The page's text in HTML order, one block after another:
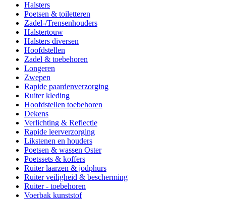
Halsters
Poetsen & toiletteren
Zadel-/Trensenhouders
Halstertouw
Halsters diversen
Hoofdstellen
Zadel & toebehoren
Longeren
Zwepen
Rapide paardenverzorging
Ruiter kleding
Hoofdstellen toebehoren
Dekens
Verlichting & Reflectie
Rapide leerverzorging
Likstenen en houders
Poetsen & wassen Oster
Poetssets & koffers
Ruiter laarzen & jodphurs
Ruiter veiligheid & bescherming
Ruiter - toebehoren
Voerbak kunststof